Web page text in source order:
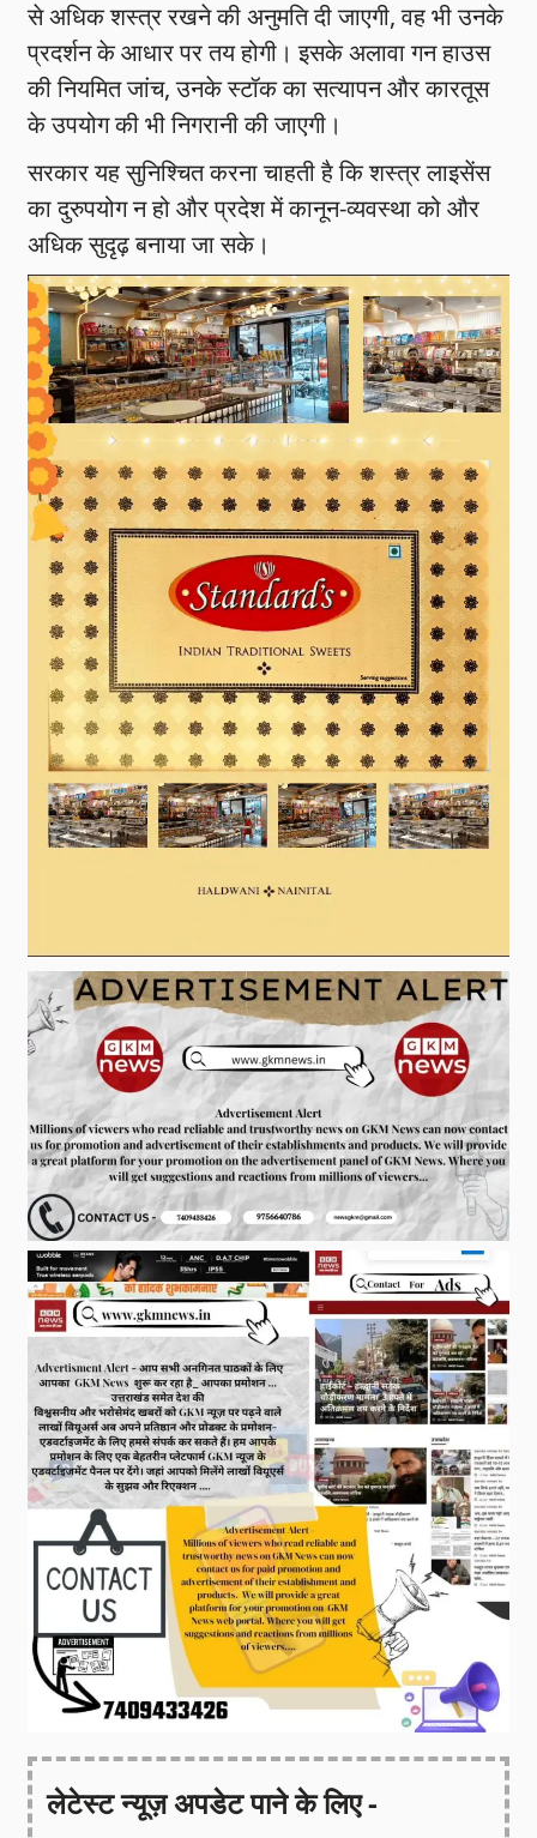
से अधिक शस्त्र रखने की अनुमति दी जाएगी, वह भी उनके
प्रदर्शन के आधार पर तय होगी। इसके अलावा गन हाउस
की नियमित जांच, उनके स्टॉक का सत्यापन और कारतूस
के उपयोग की भी निगरानी की जाएगी।
सरकार यह सुनिश्चित करना चाहती है कि शस्त्र लाइसेंस
का दुरुपयोग न हो और प्रदेश में कानून-व्यवस्था को और
अधिक सुदृढ़ बनाया जा सके।
लेटेस्ट न्यूज़ अपडेट पाने के लिए -